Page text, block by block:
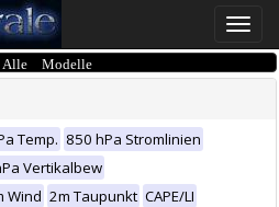
Toggle
Modelle
Temp. 850 hPa Stromlinien
Vertikalbew
Wind 2m Taupunkt CAPE/LI